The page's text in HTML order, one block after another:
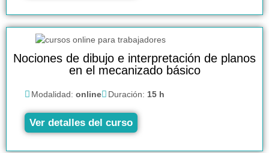
Nociones de dibujo e interpretación de planos
en el mecanizado básico
Modalidad: online Duración: 15 h
Ver detalles del curso